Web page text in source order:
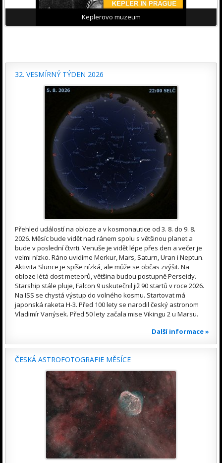
Keplerovo muzeum
32. VESMÍRNÝ TÝDEN 2026
Přehled událostí na obloze a v kosmonautice od 3. 8. do 9. 8.
2026. Měsíc bude vidět nad ránem spolu s většinou planet a
bude v poslední čtvrti. Venuše je vidět lépe přes den a večer je
velmi nízko. Ráno uvidíme Merkur, Mars, Saturn, Uran i Neptun.
Aktivita Slunce je spíše nízká, ale může se občas zvýšit. Na
obloze létá dost meteorů, většina budou postupně Perseidy.
Starship stále pluje, Falcon 9 uskutečnil již 90 startů v roce 2026.
Na ISS se chystá výstup do volného kosmu. Startovat má
japonská raketa H-3. Před 100 lety se narodil český astronom
Vladimír Vanýsek. Před 50 lety začala mise Vikingu 2 u Marsu.
Další informace »
ČESKÁ ASTROFOTOGRAFIE MĚSÍCE